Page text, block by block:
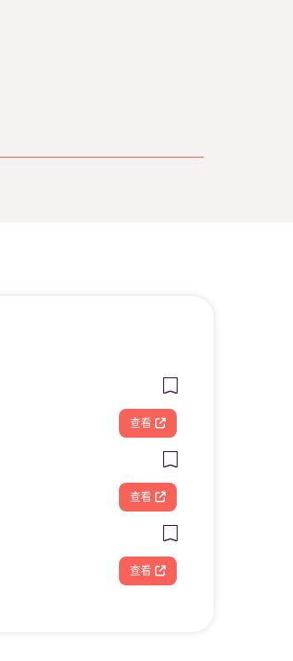
查看
查看
查看